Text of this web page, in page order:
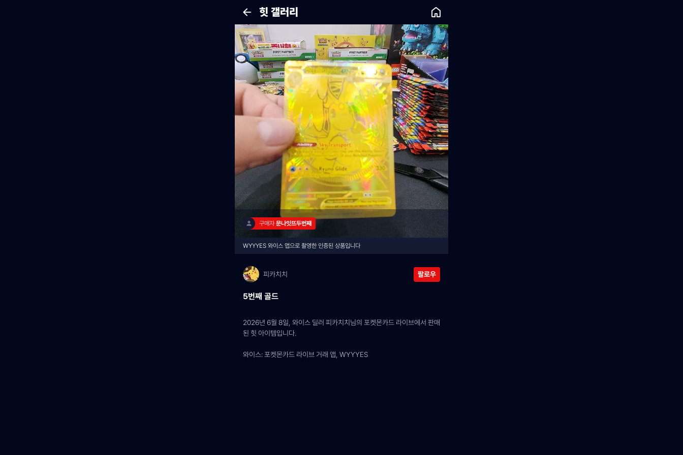
힛 갤러리
구매자 문나잇뜨두번째
WYYYES 와이스 앱으로 촬영한 인증된 상품입니다
피카치치 팔로우
5번째 골드
2026년 6월 8일, 와이스 딜러 피카치치님의 포켓몬카드 라이브에서 판매
된 힛 아이템입니다.
와이스: 포켓몬카드 라이브 거래 앱, WYYYES